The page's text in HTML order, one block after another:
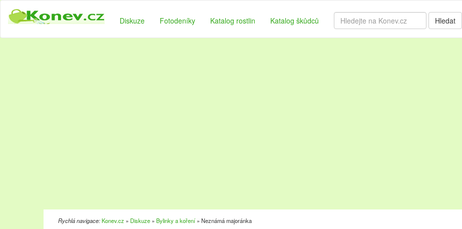
Diskuze Fotodeníky Katalog rostlin Katalog škůdců Hledat
Rychlá navigace:Konev.cz » Diskuze » Bylinky a koření » Neznámá majoránka